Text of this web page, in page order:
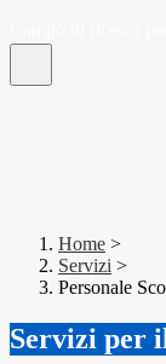
Home >
Servizi >
Personale
Servizi per